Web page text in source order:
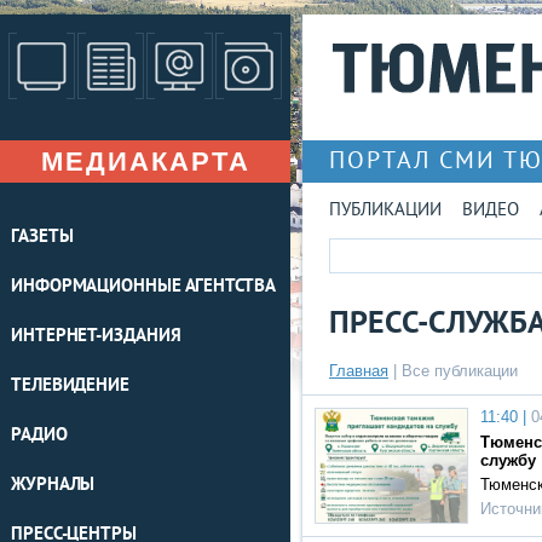
МЕДИАКАРТА
ГАЗЕТЫ
ИНФОРМАЦИОННЫЕ АГЕНТСТВА
ИНТЕРНЕТ-ИЗДАНИЯ
ТЕЛЕВИДЕНИЕ
РАДИО
ЖУРНАЛЫ
ПРЕСС-ЦЕНТРЫ
ПОРТАЛ СМИ
ПУБЛИКАЦИИ ВИДЕО
ПРЕСС-
Главная Все публикации
11:40 |
службу